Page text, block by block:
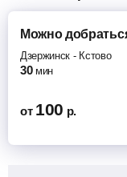
Можно
Дзержинск - Кстово
30 мин
от 100 р.